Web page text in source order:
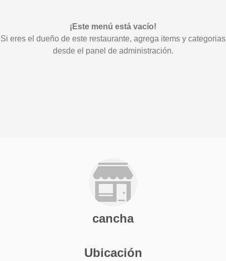
¡Este menú está vacío!
Si eres el dueño de este restaurante, agrega items y categorias
desde el panel de administración.
cancha
Ubicación